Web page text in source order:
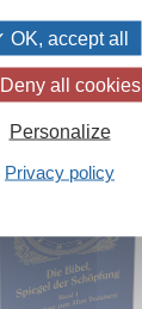
Studienbücher
OK, accept all
Deny all cookies
Personalize
Privacy policy